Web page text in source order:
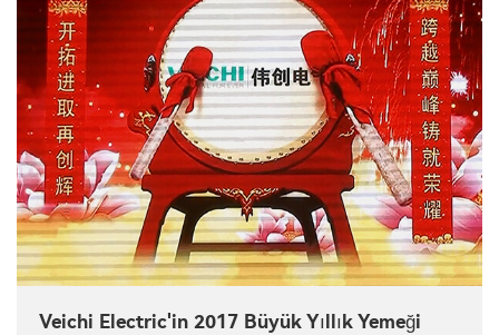
Veichi Electric'in 2017 Büyük Yıllık Yemeği